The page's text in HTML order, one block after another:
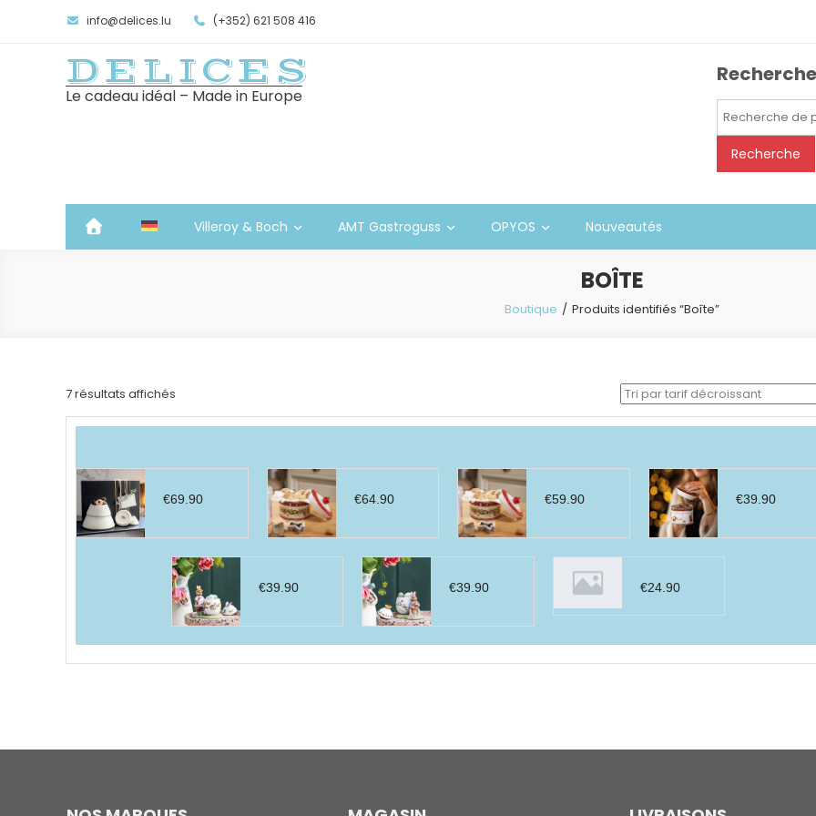
info@delices.lu (+352) 621 508 416
DELICES
Le cadeau idéal – Made in Europe
Recherche
Recherche
Recherche
Villeroy & Boch AMT Gastroguss OPYOS Nouveautés
BOÎTE
Boutique Produits identifiés “Boîte”
7 résultats affichés
par
€69.90 €64.90 €59.90 €39.90
€39.90 €39.90 €24.90